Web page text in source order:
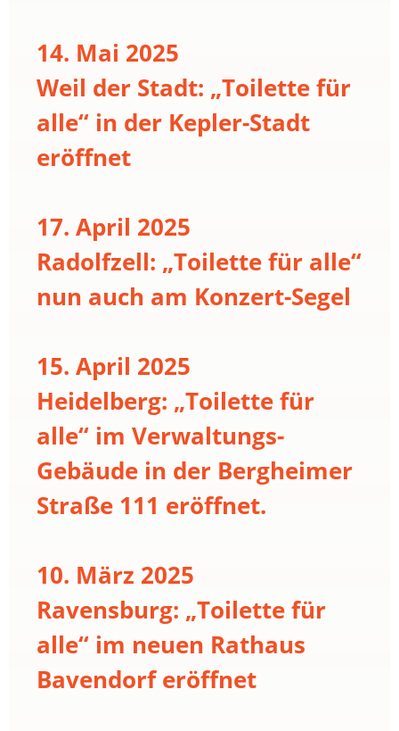
14. Mai 2025
Weil der Stadt: „Toilette für
alle“ in der Kepler-Stadt
eröffnet
17. April 2025
Radolfzell: „Toilette für alle“
nun auch am Konzert-Segel
15. April 2025
Heidelberg: „Toilette für
alle“ im Verwaltungs-
Gebäude in der Bergheimer
Straße 111 eröffnet.
10. März 2025
Ravensburg: „Toilette für
alle“ im neuen Rathaus
Bavendorf eröffnet